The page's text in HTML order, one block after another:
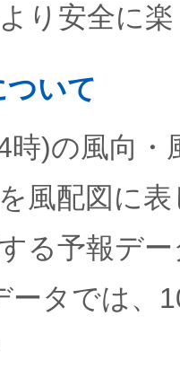
り安全に
ついて
時)の風向・
風配図に
る予報デ
ータでは、